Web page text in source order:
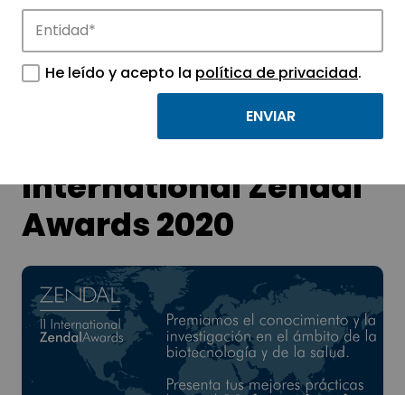
tecnológicos.
Convocada la II
Edición de los
International Zendal
Awards 2020
He leído y acepto la política de privacidad.